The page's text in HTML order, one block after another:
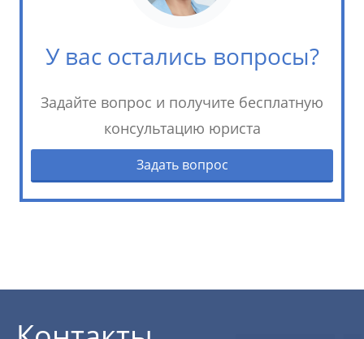
У вас остались вопросы?
Задайте вопрос и получите бесплатную
консультацию юриста
Задать вопрос